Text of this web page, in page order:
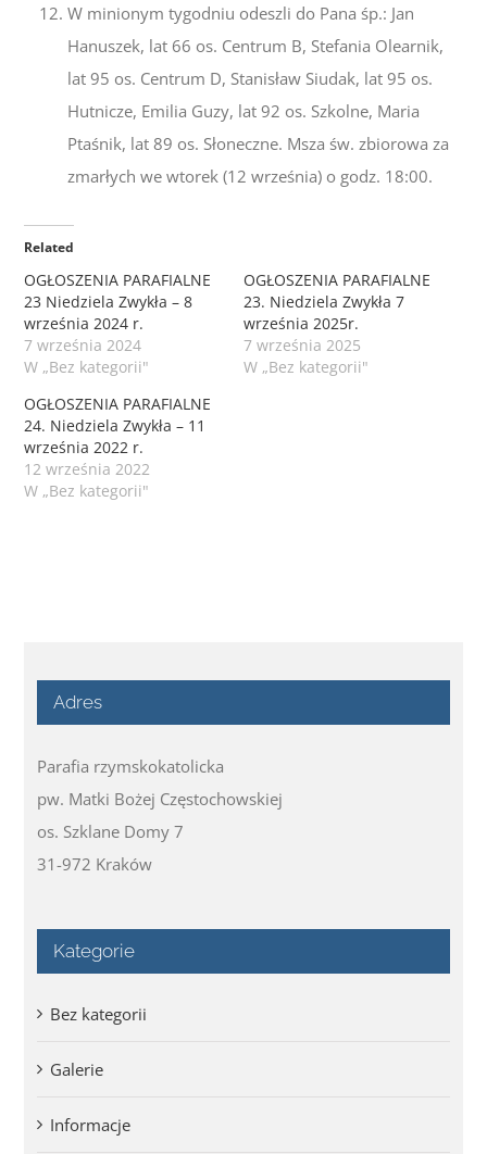
W minionym tygodniu odeszli do Pana śp.: Jan
Hanuszek, lat 66 os. Centrum B, Stefania Olearnik,
lat 95 os. Centrum D, Stanisław Siudak, lat 95 os.
Hutnicze, Emilia Guzy, lat 92 os. Szkolne, Maria
Ptaśnik, lat 89 os. Słoneczne. Msza św. zbiorowa za
zmarłych we wtorek (12 września) o godz. 18:00.
Related
OGŁOSZENIA PARAFIALNE
23 Niedziela Zwykła – 8
września 2024 r.
7 września 2024
W „Bez kategorii"
OGŁOSZENIA PARAFIALNE
23. Niedziela Zwykła 7
września 2025r.
7 września 2025
W „Bez kategorii"
OGŁOSZENIA PARAFIALNE
24. Niedziela Zwykła – 11
września 2022 r.
12 września 2022
W „Bez kategorii"
Adres
Parafia rzymskokatolicka
pw. Matki Bożej Częstochowskiej
os. Szklane Domy 7
31-972 Kraków
Kategorie
Bez kategorii
Galerie
Informacje